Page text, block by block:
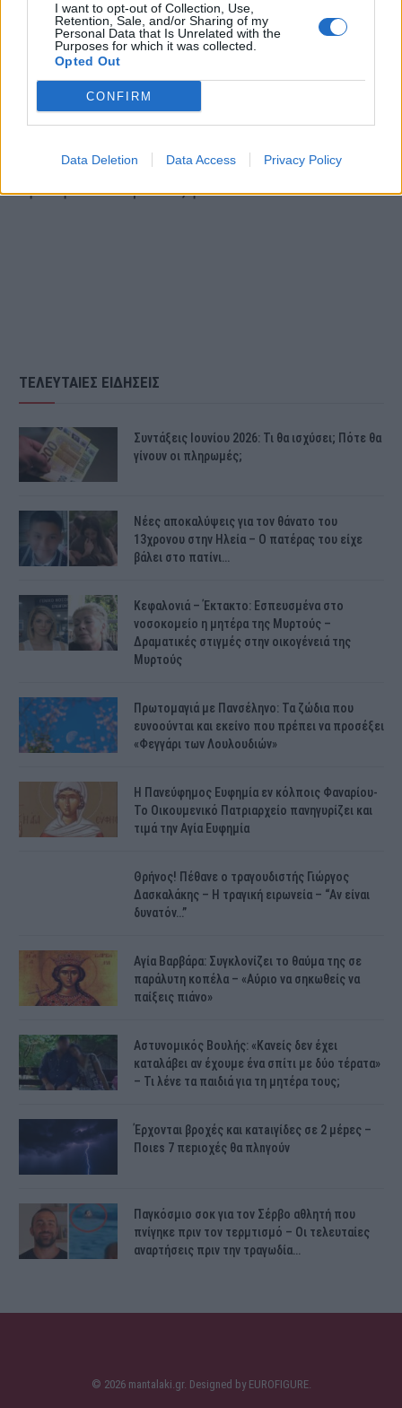
I want to opt-out of Collection, Use,
Retention, Sale, and/or Sharing of my
Personal Data that Is Unrelated with the
Purposes for which it was collected.
Opted Out
CONFIRM
Data Deletion Data Access Privacy Policy
Ιδού και η ανάρτησή της: «Καλή
εβδομάδα με καλοκαιρινή σκέψη,
κόντρα στον Αθηναϊκό καιρό (και
στην ωτίτιδα που με τυραννάει). Καλή
εβδομάδα αγάπες μου».
ΤΕΛΕΥΤΑΙΕΣ ΕΙΔΗΣΕΙΣ
Συντάξεις Ιουνίου 2026: Τι θα ισχύσει; Πότε θα
γίνουν οι πληρωμές;
Νέες αποκαλύψεις για τον θάνατο του
13χρονου στην Ηλεία – Ο πατέρας του είχε
βάλει στο πατίνι…
Κεφαλονιά – Έκτακτο: Εσπευσμένα στο
νοσοκομείο η μητέρα της Μυρτούς –
Δραματικές στιγμές στην οικογένειά της
Μυρτούς
Πρωτομαγιά με Πανσέληνο: Τα ζώδια που
ευνοούνται και εκείνο που πρέπει να προσέξει
«Φεγγάρι των Λουλουδιών»
H Πανεύφημος Ευφημία εν κόλποις Φαναρίου-
Το Οικουμενικό Πατριαρχείο πανηγυρίζει και
τιμά την Αγία Ευφημία
Θρήνος! Πέθανε ο τραγουδιστής Γιώργος
Δασκαλάκης – Η τραγική ειρωνεία – “Αν είναι
δυνατόν…”
Αγία Βαρβάρα: Συγκλονίζει το θαύμα της σε
παράλυτη κοπέλα – «Αύριο να σηκωθείς να
παίξεις πιάνο»
Αστυνομικός Bουλής: «Κανείς δεν έχει
καταλάβει αν έχουμε ένα σπίτι με δύο τέρατα»
– Τι λένε τα παιδιά για τη μητέρα τους;
Έρχονται βροχές και κατaιγίδες σε 2 μέpες –
Ποιεs 7 πεpιοχές θα πλnγούν
Παγκόσμιο σοκ για τον Σέρβο αθλητή που
πνίγηκε πριν τον τερμτισμό – Οι τελευταίες
αναρτήσεις πριν την τραγωδία…
© 2026 mantalaki.gr. Designed by EUROFIGURE.